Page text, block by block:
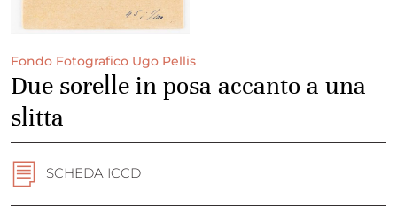
Fondo Fotografico Ugo Pellis
Due sorelle in posa accanto a una
slitta
SCHEDA ICCD